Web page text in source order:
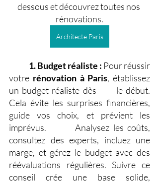
dessous et découvrez toutes nos
rénovations.
Architecte Paris
1. Budget réaliste : Pour réussir
votre rénovation à Paris, établissez
un budget réaliste dès 	le début.
Cela évite les surprises financières,
guide vos choix, et prévient les
imprévus.
Analysez les coûts,
consultez des experts, incluez une
réévaluations régulières. Suivre ce
conseil crée une base solide,